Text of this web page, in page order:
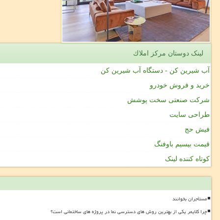
لینک دوستان مركز املاك
آب شیرین کن - دستگاه آب شیرین کن
خرید و فروش خودرو
شرکت صنعتی سخت پوشش
طراحی سایت
فیش حج
قیمت بیسیم باوفنگ
کوتاه کننده لینک
مستأجران بخوانند
چرا کلایمر یکی از بهترین روش های دسترسی نما در پروژه های ساختمانی است؟